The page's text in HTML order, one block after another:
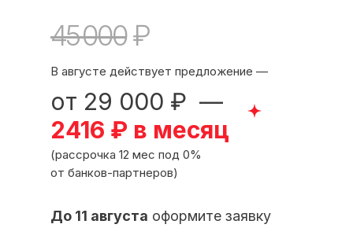
45 000₽
(рассрочка 12 мес под 0%
от банков-партнеров)
В августе действует предложение —
2416 ₽ в месяц
от 29 000 ₽ —
До 11 августа оформите заявку
и фармацевтического образования
8 800 444 10 82